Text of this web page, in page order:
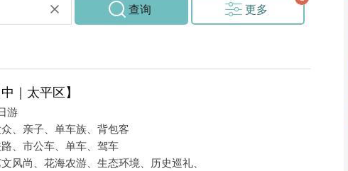
查询 更多
｜太平区】
游
、亲子、单车族、背包客
、市公车、单车、驾车
风尚、花海农游、生态环境、历史巡礼、